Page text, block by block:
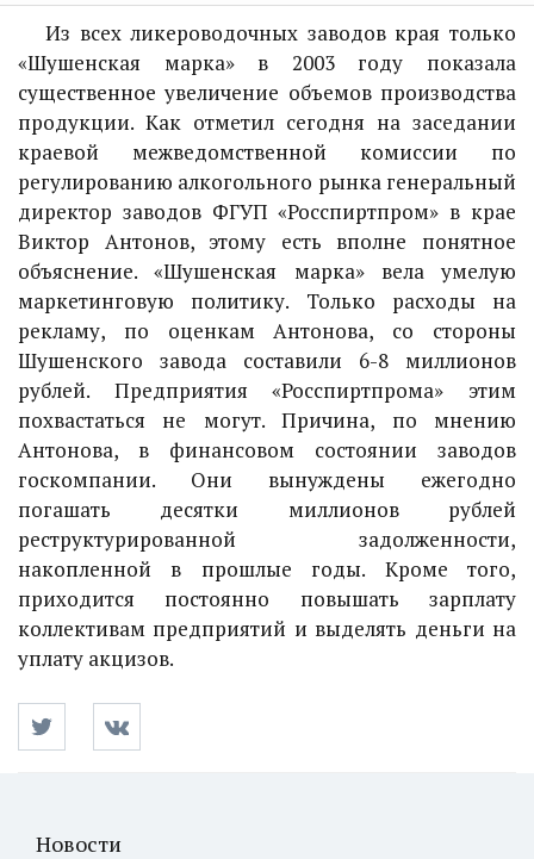
Из всех ликероводочных заводов края только
«Шушенская марка» в 2003 году показала
существенное увеличение объемов производства
продукции. Как отметил сегодня на заседании
краевой межведомственной комиссии по
регулированию алкогольного рынка генеральный
директор заводов ФГУП «Росспиртпром» в крае
Виктор Антонов, этому есть вполне понятное
объяснение. «Шушенская марка» вела умелую
маркетинговую политику. Только расходы на
рекламу, по оценкам Антонова, со стороны
Шушенского завода составили 6-8 миллионов
рублей. Предприятия «Росспиртпрома» этим
похвастаться не могут. Причина, по мнению
Антонова, в финансовом состоянии заводов
госкомпании. Они вынуждены ежегодно
погашать десятки миллионов рублей
реструктурированной задолженности,
накопленной в прошлые годы. Кроме того,
приходится постоянно повышать зарплату
коллективам предприятий и выделять деньги на
уплату акцизов.
Новости